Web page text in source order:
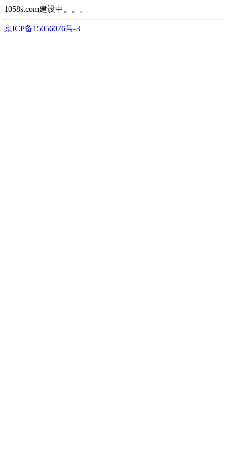
1058s.com建设中。。。
京ICP备15056076号-3